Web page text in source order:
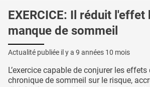
EXERCICE: Il réduit
manque de sommeil
Actualité publiée il y a 9 années 10 mois
L’exercice capable de conjurer les
chronique de sommeil sur le risque,